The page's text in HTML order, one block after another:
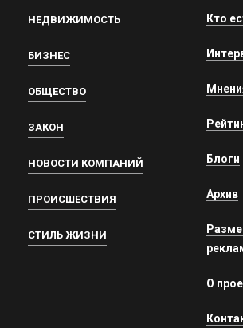
НЕДВИЖИМОСТЬ
БИЗНЕС
ОБЩЕСТВО
ЗАКОН
НОВОСТИ КОМПАНИЙ
ПРОИСШЕСТВИЯ
СТИЛЬ ЖИЗНИ
Кто
Блоги
Архив
О